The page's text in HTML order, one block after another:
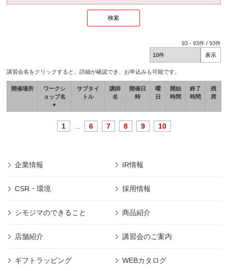
93 -93件 /93件
講習会名をクリックすると、詳細が確認でき、お申込みも可能です。
開催場所
ワークシ
ョップ名
▼
サブタイ
トル
講師
名
開催日
時
曜
日
開始
時間
終了
時間
残
席
1 6 7 8 9 10
企業情報 IR情報
CSR・環境 採用情報
シモジマのできること 商品紹介
店舗紹介 講習会のご案内
ギフトラッピング WEBカタログ